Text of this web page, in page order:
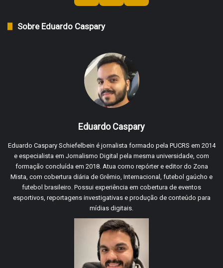
Sobre Eduardo Caspary
Eduardo Caspary
Eduardo Caspary Schiefelbein é jornalista formado pela PUCRS em 2014
e especialista em Jornalismo Digital pela mesma universidade, com
formação concluída em 2018. Atua como repórter e editor do Zona
Mista, com cobertura diária de Grêmio, Internacional, futebol gaúcho e
futebol brasileiro. Possui experiência em cobertura de eventos
esportivos, reportagens investigativas e produção de conteúdo para
mídias digitais.